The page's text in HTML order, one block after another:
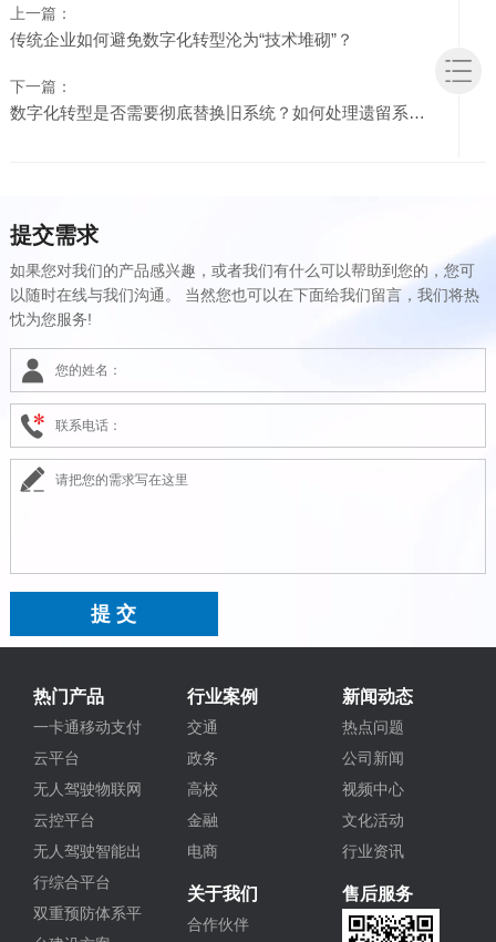
上一篇：
传统企业如何避免数字化转型沦为“技术堆砌”？
下一篇：
数字化转型是否需要彻底替换旧系统？如何处理遗留系统？
提交需求
如果您对我们的产品感兴趣，或者我们有什么可以帮助到您的，您可
以随时在线与我们沟通。 当然您也可以在下面给我们留言，我们将热
忱为您服务!
热门产品
一卡通移动支付
云平台
无人驾驶物联网
云控平台
无人驾驶智能出
行综合平台
双重预防体系平
行业案例
交通
政务
高校
金融
电商
新闻动态
热点问题
公司新闻
视频中心
文化活动
行业资讯
关于我们
合作伙伴
售后服务